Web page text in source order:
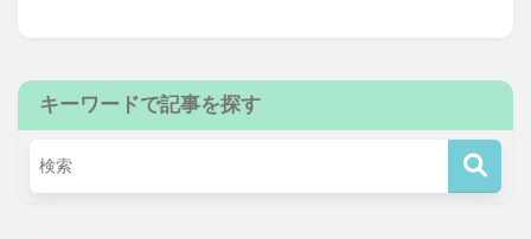
キーワードで記事を探す